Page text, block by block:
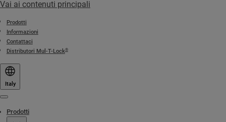
Vai ai contenuti principali
Prodotti
Informazioni
Contattaci
Distributori Mul-T-Lock®
Italy
Prodotti